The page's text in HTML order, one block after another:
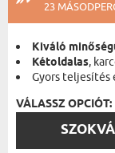
23
Kiváló
Kétoldalas,
Gyors teljesítés
VÁLASSZ OPCIÓT:
VÁLASSZ